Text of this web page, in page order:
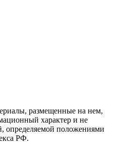
размещенные на нем,
характер и не
определяемой положениями
РФ.